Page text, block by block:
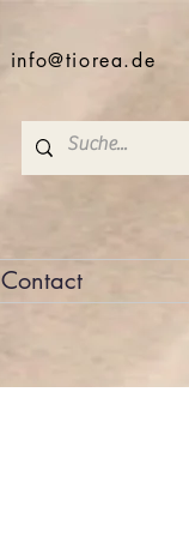
info@tiorea.de
Contact